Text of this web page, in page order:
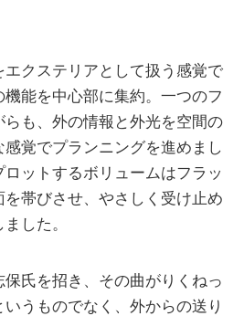
クステリアとして扱う感覚で
能を中心部に集約。一つのフ
も、外の情報と外光を空間の
覚でプランニングを進めまし
ットするボリュームはフラッ
を帯びさせ、やさしく受け止め
した。
氏を招き、その曲がりくねっ
うものでなく、外からの送り